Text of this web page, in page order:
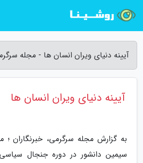
آیینه دنیای ویران انسان ها - مجله
آیینه دنیای ویران انسان ها
به گزارش مجله سرگرمی، خبرنگاران
سیمین دانشور در دوره جنجال